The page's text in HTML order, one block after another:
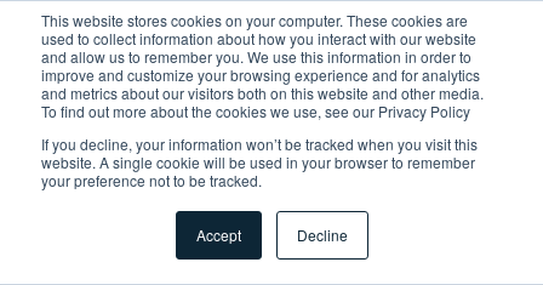
This website stores cookies on your computer. These cookies are
used to collect information about how you interact with our website
and allow us to remember you. We use this information in order to
improve and customize your browsing experience and for analytics
and metrics about our visitors both on this website and other media.
To find out more about the cookies we use, see our Privacy Policy
If you decline, your information won’t be tracked when you visit this
website. A single cookie will be used in your browser to remember
your preference not to be tracked.
Accept Decline